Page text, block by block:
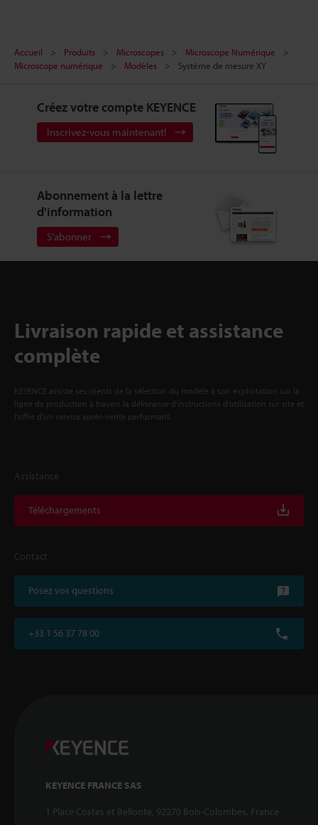
Accueil Produits Microscopes
Microscope Numérique
Microscope numérique
Modèles Système de mesure XY
Créez votre compte KEYENCE
Inscrivez-vous maintenant!
Abonnement à la lettre
d'information
S'abonner
Livraison rapide et assistance
complète
KEYENCE assiste ses clients de la sélection du modèle à son exploitation sur la
ligne de production à travers la délivrance d'instructions d'utilisation sur site et
l'offre d'un service après-vente performant.
Assistance
Téléchargements
Contact
Posez vos questions
+33 1 56 37 78 00
KEYENCE FRANCE SAS
1 Place Costes et Bellonte, 92270 Bois-Colombes, France